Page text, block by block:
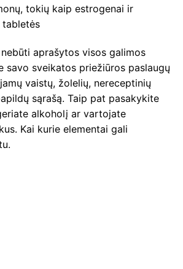
tokių kaip estrogenai ir
aprašytos visos galimos
savo sveikatos priežiūros paslaugų
vaistų, žolelių, nereceptinių
sąrašą. Taip pat pasakykite
alkoholį ar vartojate
Kai kurie elementai gali